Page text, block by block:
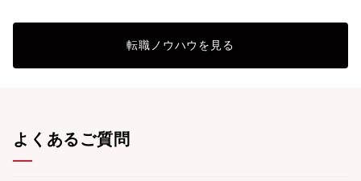
転職ノウハウを見る
よくあるご質問